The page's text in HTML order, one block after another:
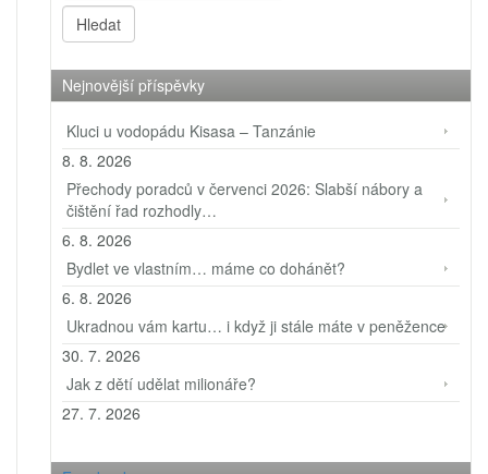
Nejnovější příspěvky
Kluci u vodopádu Kisasa – Tanzánie
8. 8. 2026
Přechody poradců v červenci 2026: Slabší nábory a
čištění řad rozhodly…
6. 8. 2026
Bydlet ve vlastním… máme co dohánět?
6. 8. 2026
Ukradnou vám kartu… i když ji stále máte v peněžence
30. 7. 2026
Jak z dětí udělat milionáře?
27. 7. 2026